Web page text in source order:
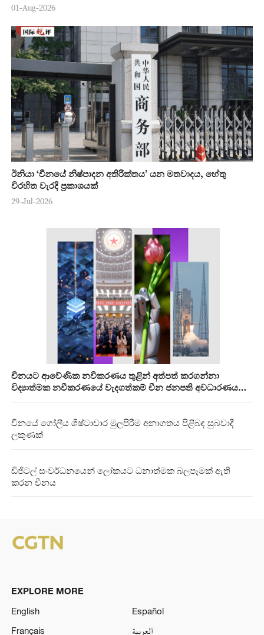
01-Aug-2026
ඊනියා ‘චීනයේ නිෂ්පාදන අතිරික්තය’ යන මතවාදය, හේතු
විරහිත වැරදි ප්‍රකාශයක්
29-Jul-2026
චීනයට ආවේණික නවීකරණය තුළින් අත්පත් කරගන්නා
විද්‍යාත්මක නවීකරණයේ වැදගත්කම් චීන ජනපති අවධාරණය
චීනයේ ගෝලීය ශිෂ්ටාචාර මුලපිරීම අනාගතය පිළිබඳ සුබවාදී
ලකුණක්
ඩිජිටල් සංවර්ධනයෙන් ලෝකයට ධනාත්මක බලපෑමක් ඇති
කරන චීනය
EXPLORE MORE
English
Español
Français
العربية